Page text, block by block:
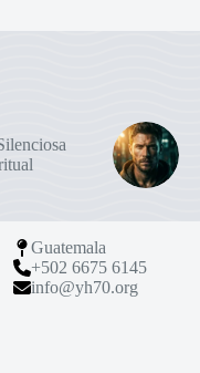
Guatemala
+502 6675 6145
info@yh70.org